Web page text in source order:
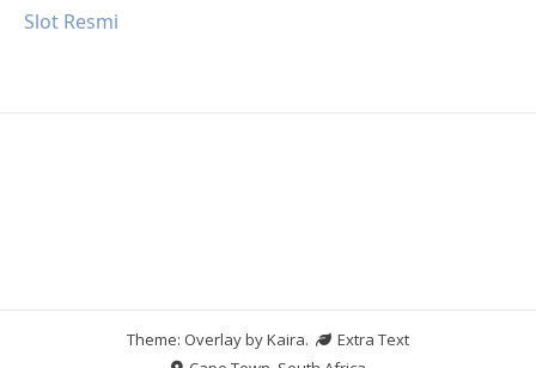
Slot Resmi
Theme: Overlay byKaira.
Extra Text